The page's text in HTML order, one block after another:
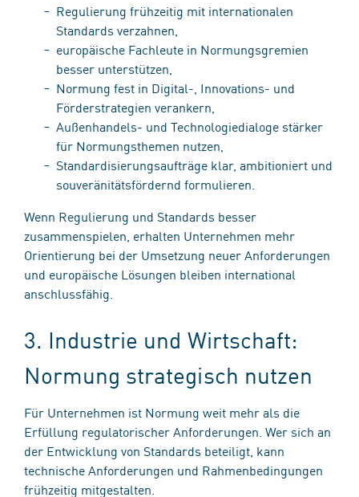
Regulierung frühzeitig mit internationalen
Standards verzahnen,
europäische Fachleute in Normungsgremien
besser unterstützen,
Normung fest in Digital-, Innovations- und
Förderstrategien verankern,
Außenhandels- und Technologiedialoge stärker
für Normungsthemen nutzen,
Standardisierungsaufträge klar, ambitioniert und
souveränitätsfördernd formulieren.
Wenn Regulierung und Standards besser
zusammenspielen, erhalten Unternehmen mehr
Orientierung bei der Umsetzung neuer Anforderungen
und europäische Lösungen bleiben international
anschlussfähig.
3. Industrie und Wirtschaft:
Normung strategisch nutzen
Für Unternehmen ist Normung weit mehr als die
Erfüllung regulatorischer Anforderungen. Wer sich an
der Entwicklung von Standards beteiligt, kann
technische Anforderungen und Rahmenbedingungen
frühzeitig mitgestalten.